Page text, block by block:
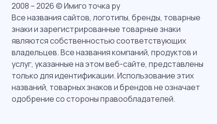
2008 – 2026 © Имиго точка ру
Все названия сайтов, логотипы, бренды, товарные
знаки и зарегистрированные товарные знаки
являются собственностью соответствующих
владельцев. Все названия компаний, продуктов и
услуг, указанные на этом веб-сайте, представлены
только для идентификации. Использование этих
названий, товарных знаков и брендов не означает
одобрение со стороны правообладателей.